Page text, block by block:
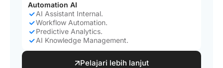
Automation AI
AI Assistant Internal.
Workflow Automation.
Predictive Analytics.
AI Knowledge Management.
Pelajari lebih lanjut